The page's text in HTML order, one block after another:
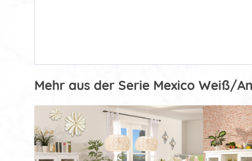
Mehr aus der Serie Mexico Weiß/